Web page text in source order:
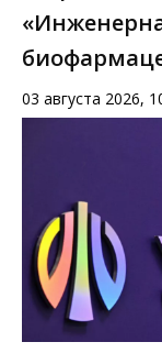
03 августа 2026,